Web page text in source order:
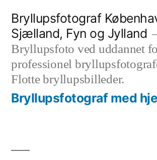
indhold
Bryllupsfotograf
Sjælland, Fyn og Jylland
Bryllupsfoto ved uddannet
professionel
Flotte bryllupsbilleder.
Bryllupsfotograf med